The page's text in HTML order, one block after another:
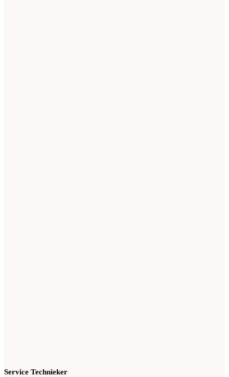
Service Technieker